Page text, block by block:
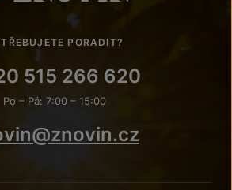
PORADIT?
515 266 620
Po – Pá: 7:00 – 15:00